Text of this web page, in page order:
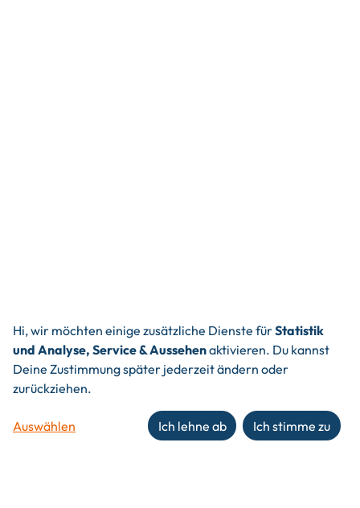
Hi, wir möchten einige zusätzliche Dienste fürStatistik
und Analyse, Service & Aussehenaktivieren. Du kannst
Deine Zustimmung später jederzeit ändern oder
zurückziehen.
Auswählen Ich lehne ab Ich stimme zu